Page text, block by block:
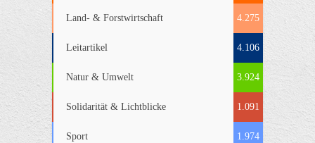
Land- & Forstwirtschaft 4.275
Leitartikel 4.106
Natur & Umwelt 3.924
Solidarität & Lichtblicke 1.091
Sport 1.974